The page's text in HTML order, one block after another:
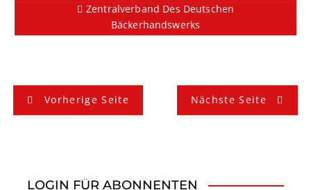
Zentralverband Des Deutschen
Bäckerhandswerks
B
e
Vorherige Seite Nächste Seite
LOGIN FÜR ABONNENTEN